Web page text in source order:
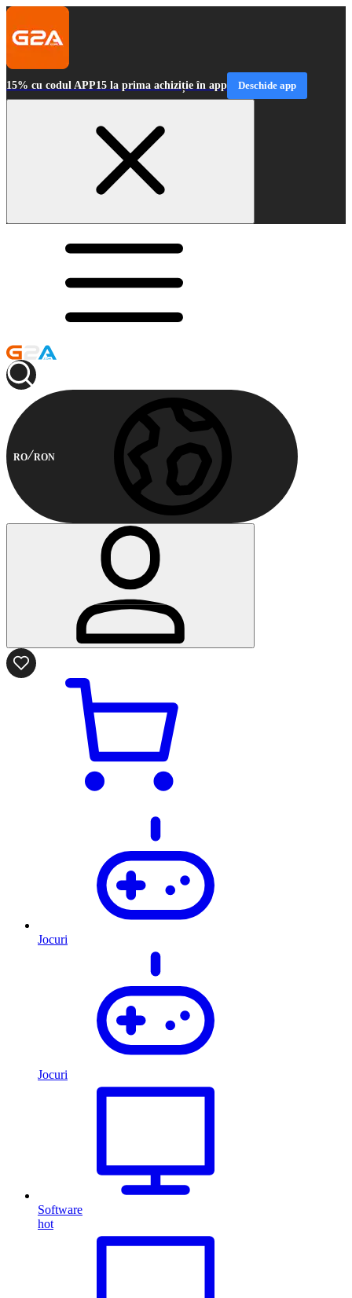
15% cu codul APP15 la prima achiziție în app Deschide app
RO RON
Jocuri
Jocuri
Software
hot